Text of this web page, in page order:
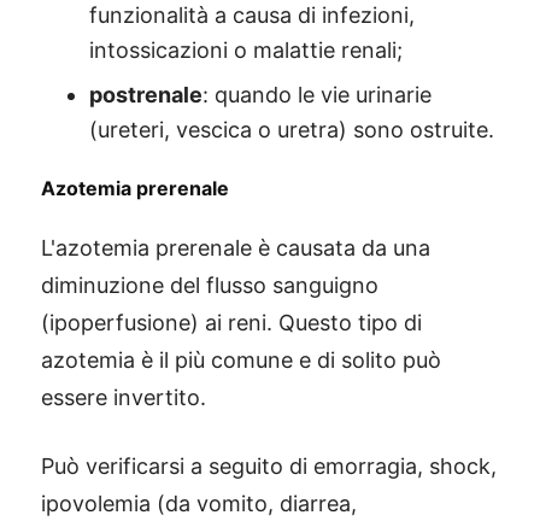
funzionalità a causa di infezioni,
intossicazioni o malattie renali;
postrenale: quando le vie urinarie
(ureteri, vescica o uretra) sono ostruite.
Azotemia prerenale
L'azotemia prerenale è causata da una
diminuzione del flusso sanguigno
(ipoperfusione) ai reni. Questo tipo di
azotemia è il più comune e di solito può
essere invertito.
Può verificarsi a seguito di emorragia, shock,
ipovolemia (da vomito, diarrea,